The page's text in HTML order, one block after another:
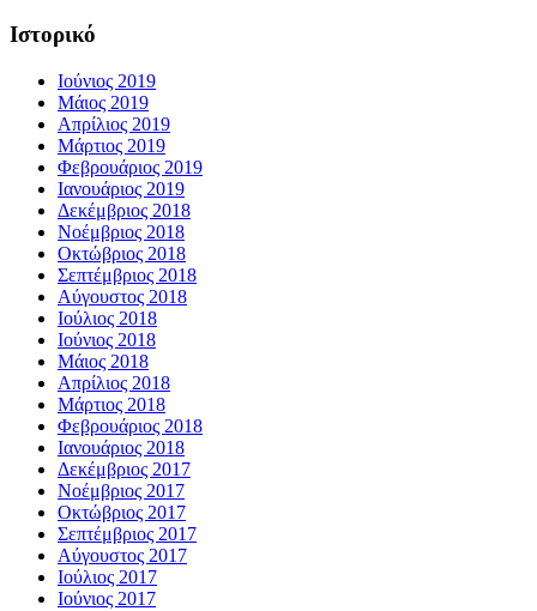
Ιστορικό
Ιούνιος 2019
Μάιος 2019
Απρίλιος 2019
Μάρτιος 2019
Φεβρουάριος 2019
Ιανουάριος 2019
Δεκέμβριος 2018
Νοέμβριος 2018
Οκτώβριος 2018
Σεπτέμβριος 2018
Αύγουστος 2018
Ιούλιος 2018
Ιούνιος 2018
Μάιος 2018
Απρίλιος 2018
Μάρτιος 2018
Φεβρουάριος 2018
Ιανουάριος 2018
Δεκέμβριος 2017
Νοέμβριος 2017
Οκτώβριος 2017
Σεπτέμβριος 2017
Αύγουστος 2017
Ιούλιος 2017
Ιούνιος 2017